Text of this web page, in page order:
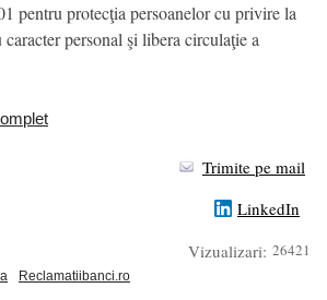
pentru protecţia persoanelor cu privire la
personal şi libera circulaţie a
Trimite pe mail
LinkedIn
Vizualizari: 26421
Reclamatiibanci.ro